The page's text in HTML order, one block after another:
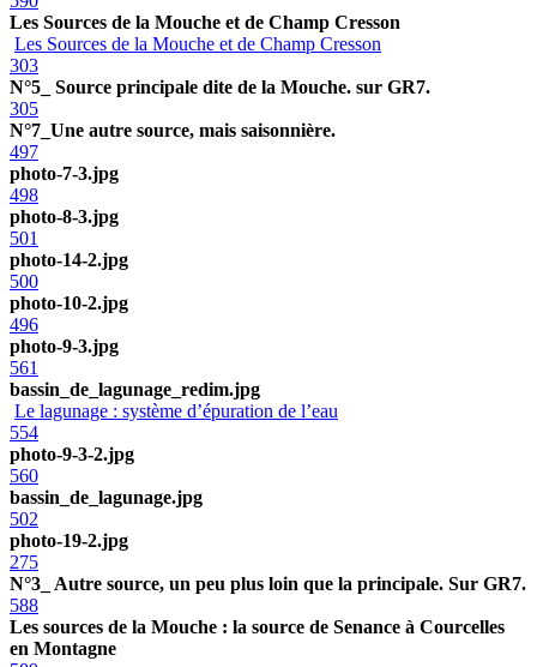
Les Sources de la Mouche et de Champ Cresson
Les Sources de la Mouche et de Champ Cresson
303
N°5_ Source principale dite de la Mouche. sur GR7.
305
N°7_Une autre source, mais saisonnière.
497
photo-7-3.jpg
498
photo-8-3.jpg
501
photo-14-2.jpg
500
photo-10-2.jpg
496
photo-9-3.jpg
561
bassin_de_lagunage_redim.jpg
Le lagunage : système d’épuration de l’eau
554
photo-9-3-2.jpg
560
bassin_de_lagunage.jpg
502
photo-19-2.jpg
275
N°3_ Autre source, un peu plus loin que la principale. Sur GR7.
588
Les sources de la Mouche : la source de Senance à Courcelles
en Montagne